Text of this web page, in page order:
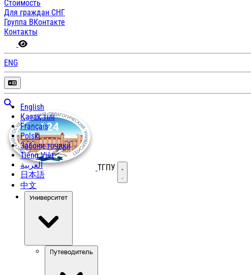
Стоимость
Для граждан СНГ
Группа ВКонтакте
Контакты
ENG
English
Қазақ тілі
Français
Polski
Забони тоҷикӣ
Tiếng Việt
العربية
日本語
中文
ТГПУ Открыть меню
Университет
Путеводитель